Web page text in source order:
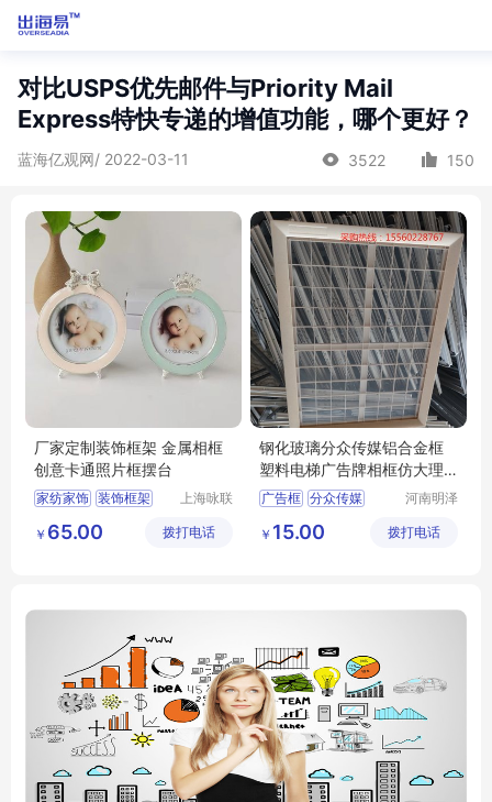
对比USPS优先邮件与Priority Mail
Express特快专递的增值功能，哪个更好？
蓝海亿观网/ 2022-03-11 3522 150
厂家定制装饰框架 金属相框
创意卡通照片框摆台
家纺家饰 装饰框架
上海咏联
公司
￥ 65.00 拨打电话
钢化玻璃分众传媒铝合金框
塑料电梯广告牌相框仿大理
石海报框架
广告框 分众传媒
河南明泽
有限公司
￥ 15.00 拨打电话